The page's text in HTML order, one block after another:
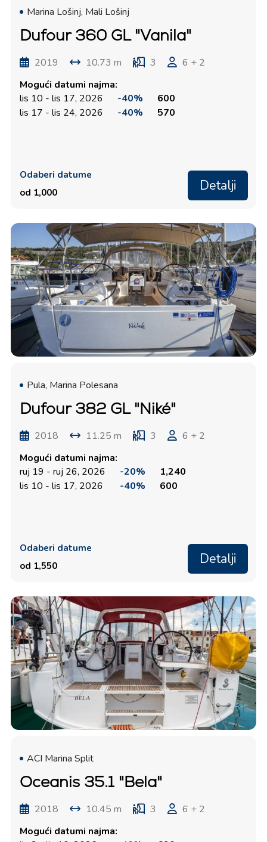
Marina Lošinj, Mali Lošinj
Dufour 360 GL "Vanila"
2019 10.73 m 3
6 + 2
Mogući datumi najma:
lis 10 - lis 17, 2026
-40%
600
lis 17 - lis 24, 2026
-40% 570
Odaberi datume
od 1,000
Detalji
Pula, Marina Polesana
Dufour 382 GL "Niké"
2018 11.25 m 3
6 + 2
Mogući datumi najma:
ruj 19 - ruj 26, 2026
-20%
1,240
lis 10 - lis 17, 2026
-40% 600
Odaberi datume
od 1,550
Detalji
ACI Marina Split
Oceanis 35.1 "Bela"
2018 10.45 m 3
6 + 2
Mogući datumi najma: